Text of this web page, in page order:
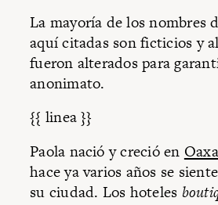
La mayoría de los nombres
aquí citadas son ficticios y
fueron alterados para
anonimato.
{{ linea }}
Paola nació y creció en
hace ya varios años se
su ciudad. Los hoteles